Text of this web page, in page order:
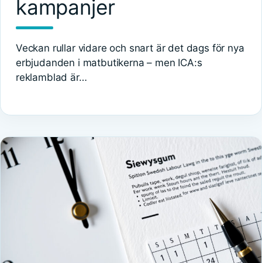
kampanjer
Veckan rullar vidare och snart är det dags för nya
erbjudanden i matbutikerna – men ICA:s
reklamblad är…